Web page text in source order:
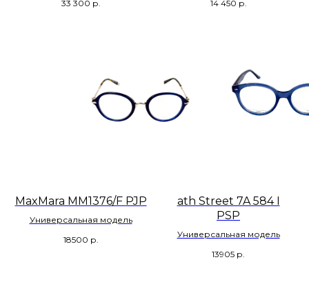
33 300 р. 14 450 р.
MaxMara MM1376/F PJP
Универсальная модель
18500 р.
ath Street 7A 584 I
PSP
Универсальная модель
13905 р.